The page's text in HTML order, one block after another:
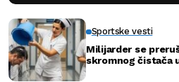
Sportske vesti
Milijarder se
skromnog čistača